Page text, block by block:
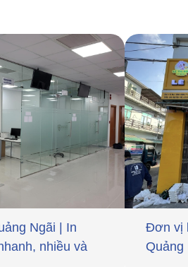
Ngãi | In
nhiều và
Đơn vị
Quảng